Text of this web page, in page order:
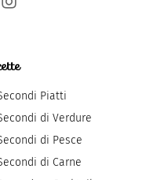
Piatti
di Verdure
di Pesce
di Carne